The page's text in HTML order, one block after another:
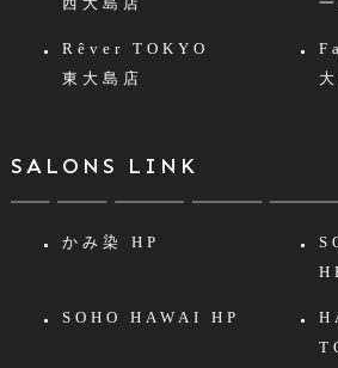
Rêver TOKYO
東大島店
SALONS LINK
かみ染 HP
SOHO HAWAI HP